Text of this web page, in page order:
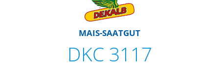
MAIS-SAATGUT
DKC 3117